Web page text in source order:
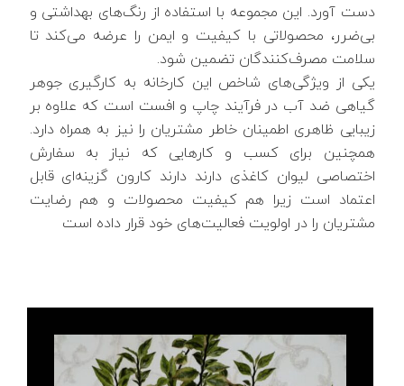
دست آورد. این مجموعه با استفاده از رنگ‌های بهداشتی و
بی‌ضرر، محصولاتی با کیفیت و ایمن را عرضه می‌کند تا
سلامت مصرف‌کنندگان تضمین شود.
یکی از ویژگی‌های شاخص این کارخانه به‌ کارگیری جوهر
گیاهی ضد آب در فرآیند چاپ و افست است که علاوه بر
زیبایی ظاهری اطمینان خاطر مشتریان را نیز به همراه دارد.
همچنین برای کسب‌ و کارهایی که نیاز به سفارش
اختصاصی لیوان کاغذی دارند دارند کارون گزینه‌ای قابل
اعتماد است زیرا هم کیفیت محصولات و هم رضایت
مشتریان را در اولویت فعالیت‌های خود قرار داده است